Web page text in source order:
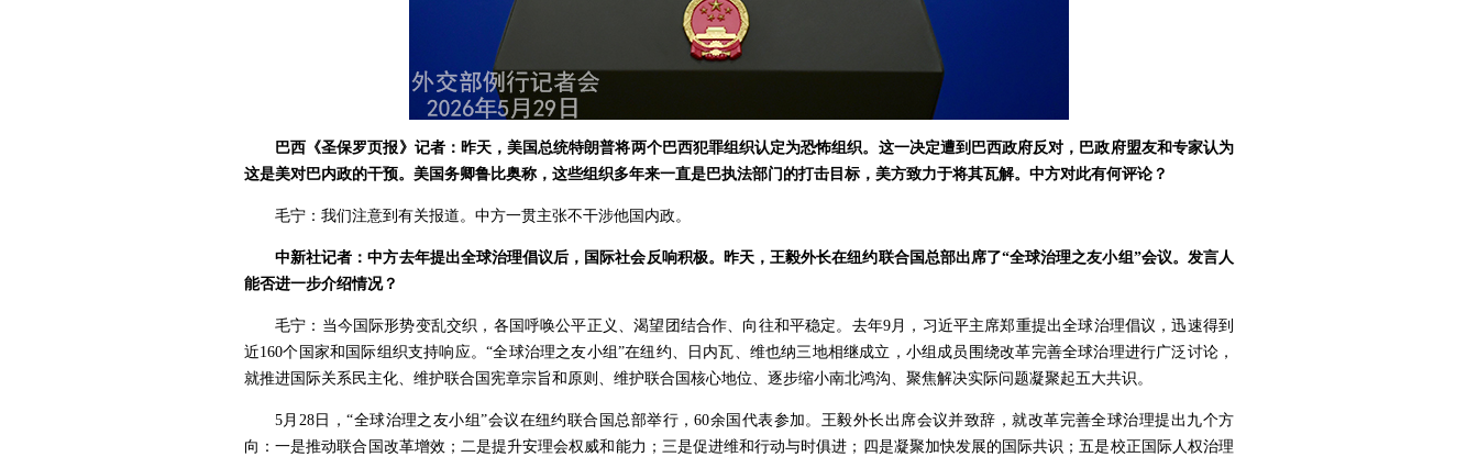
巴西《圣保罗页报》记者：昨天，美国总统特朗普将两个巴西犯罪组织认定为恐怖组织。这一决定遭到巴西政府反对，巴政府盟友和专家认为
这是美对巴内政的干预。美国务卿鲁比奥称，这些组织多年来一直是巴执法部门的打击目标，美方致力于将其瓦解。中方对此有何评论？
毛宁：我们注意到有关报道。中方一贯主张不干涉他国内政。
中新社记者：中方去年提出全球治理倡议后，国际社会反响积极。昨天，王毅外长在纽约联合国总部出席了“全球治理之友小组”会议。发言人
能否进一步介绍情况？
毛宁：当今国际形势变乱交织，各国呼唤公平正义、渴望团结合作、向往和平稳定。去年9月，习近平主席郑重提出全球治理倡议，迅速得到
近160个国家和国际组织支持响应。“全球治理之友小组”在纽约、日内瓦、维也纳三地相继成立，小组成员围绕改革完善全球治理进行广泛讨论，
就推进国际关系民主化、维护联合国宪章宗旨和原则、维护联合国核心地位、逐步缩小南北鸿沟、聚焦解决实际问题凝聚起五大共识。
5月28日，“全球治理之友小组”会议在纽约联合国总部举行，60余国代表参加。王毅外长出席会议并致辞，就改革完善全球治理提出九个方
向：一是推动联合国改革增效；二是提升安理会权威和能力；三是促进维和行动与时俱进；四是凝聚加快发展的国际共识；五是校正国际人权治理